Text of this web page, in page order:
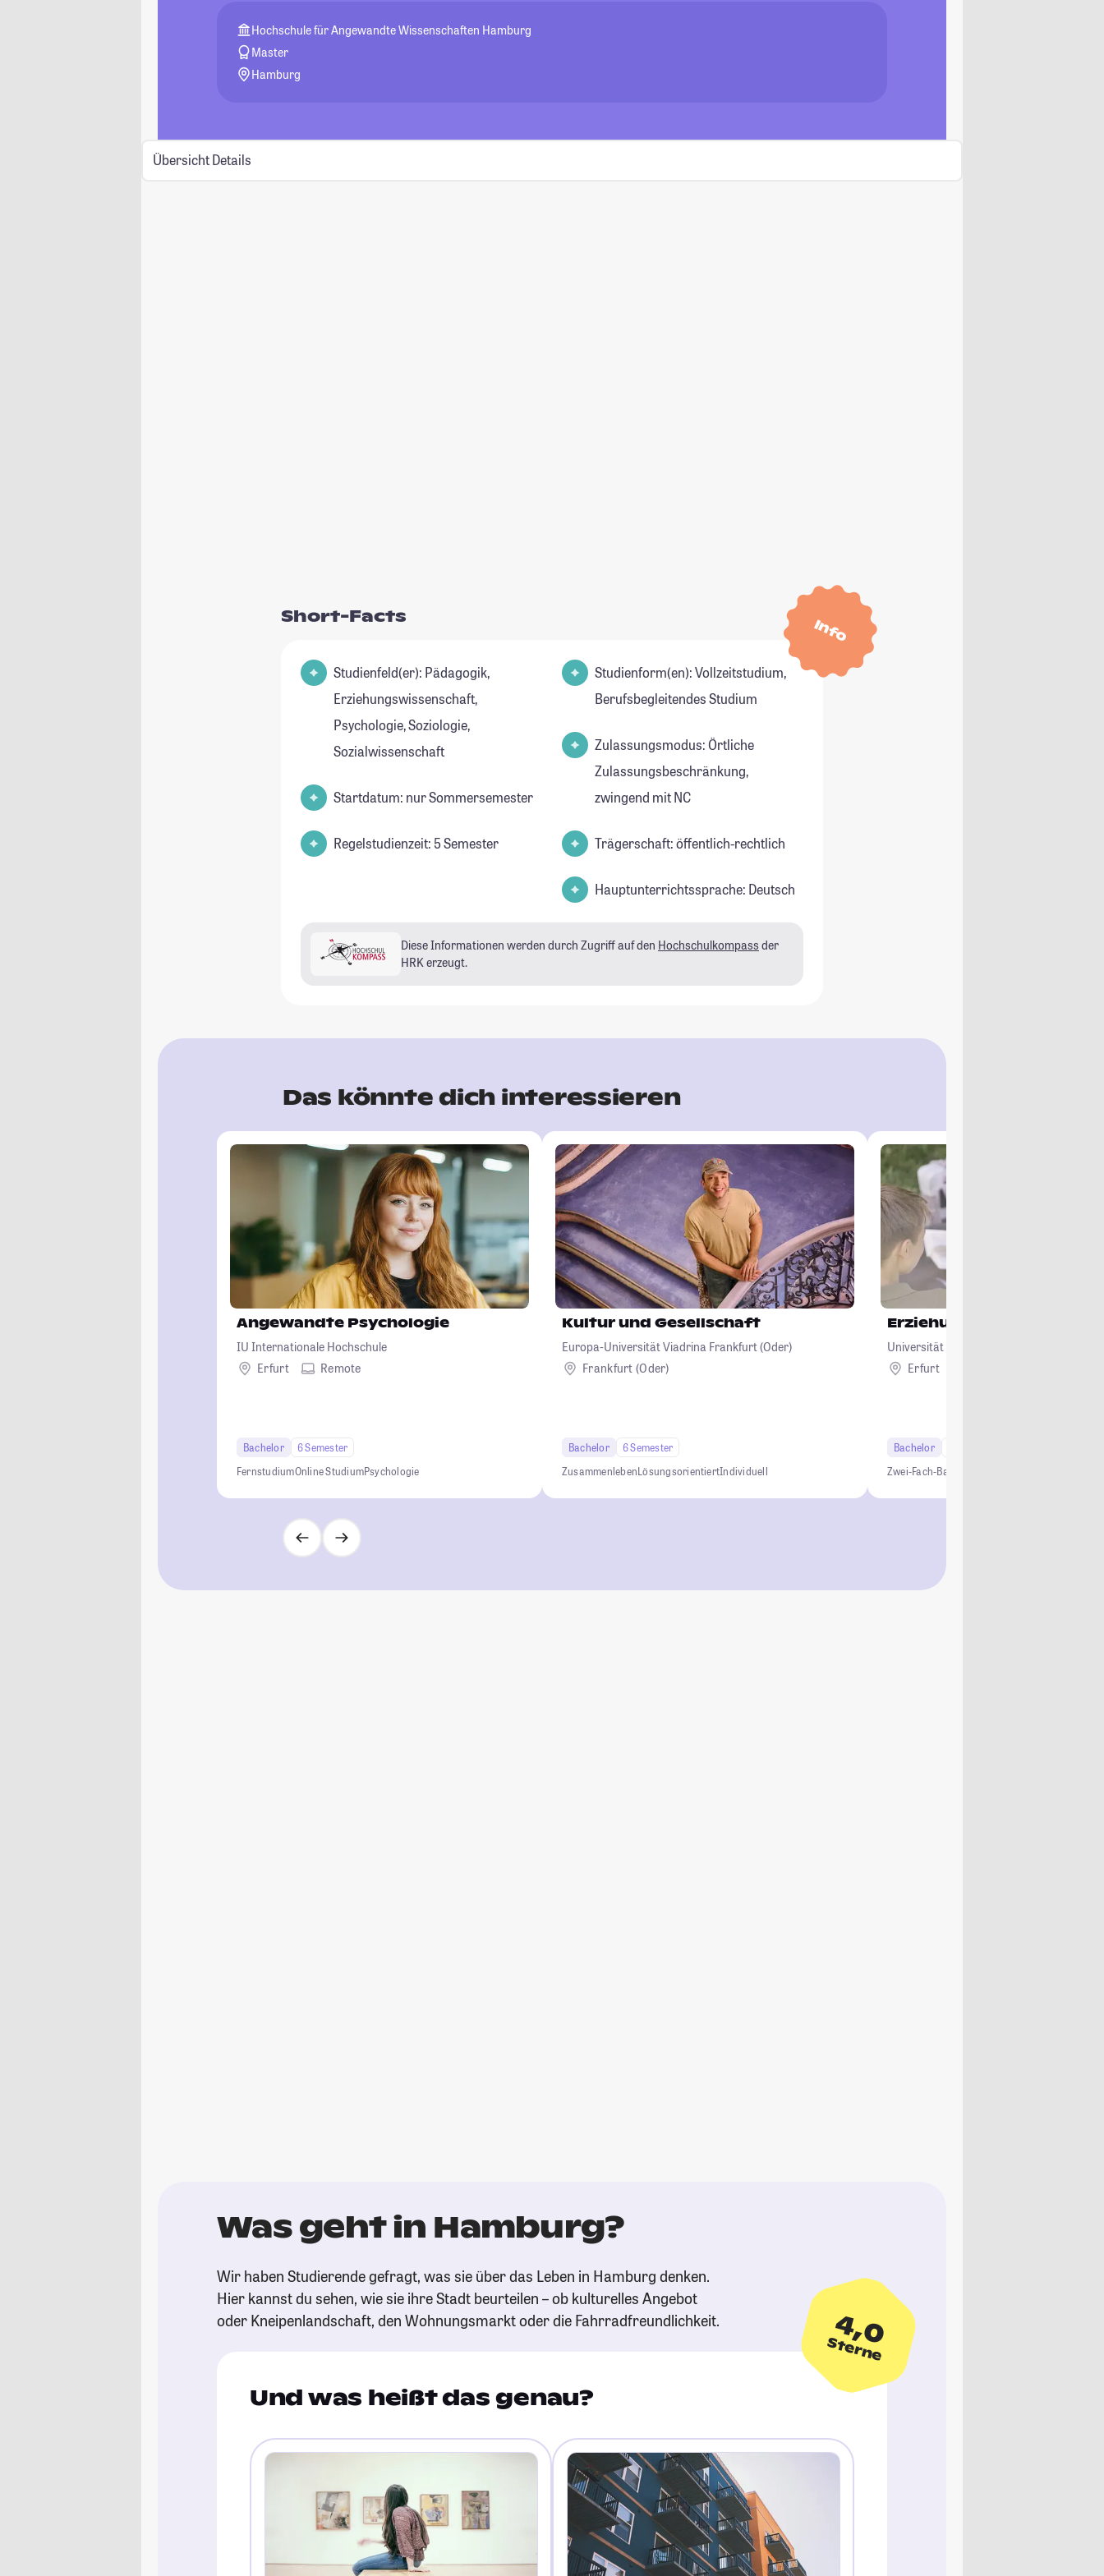
Hochschule für Angewandte Wissenschaften Hamburg
Master
Hamburg
Übersicht Details
Info
Short-Facts
Studienfeld(er): Pädagogik,
Erziehungswissenschaft,
Psychologie, Soziologie,
Sozialwissenschaft
Startdatum: nur Sommersemester
Regelstudienzeit: 5 Semester
Studienform(en): Vollzeitstudium,
Berufsbegleitendes Studium
Zulassungsmodus: Örtliche
Zulassungsbeschränkung,
zwingend mit NC
Trägerschaft: öffentlich-rechtlich
Hauptunterrichtssprache: Deutsch
Diese Informationen werden durch Zugriff auf den Hochschulkompass der
HRK erzeugt.
Das könnte dich interessieren
Angewandte Psychologie
IU Internationale Hochschule
Erfurt
Remote
Bachelor
6 Semester
FernstudiumOnline StudiumPsychologie
Kultur und Gesellschaft
Europa-Universität Viadrina Frankfurt (Oder)
Frankfurt (Oder)
Bachelor
6 Semester
ZusammenlebenLösungsorientiertIndividuell
Erziehungswissenschaft
Universität Erfurt
Erfurt
Bachelor
Zwei-Fach-Bachelor
Was geht in Hamburg?
Wir haben Studierende gefragt, was sie über das Leben in Hamburg denken.
Hier kannst du sehen, wie sie ihre Stadt beurteilen – ob kulturelles Angebot
oder Kneipenlandschaft, den Wohnungsmarkt oder die Fahrradfreundlichkeit.
4,0
Sterne
Und was heißt das genau?